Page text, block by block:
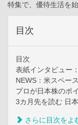
特集で、優待生活を
目次
目次
表紙インタビュー
NEWS：米スペー
プロが日本株のポ
3カ月先を読む 日
さらに目次をよ